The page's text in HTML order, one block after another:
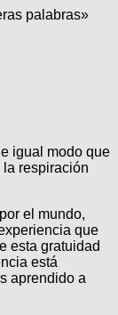
palabras»
igual modo que
respiración
el mundo,
que
esta gratuidad
está
aprendido a